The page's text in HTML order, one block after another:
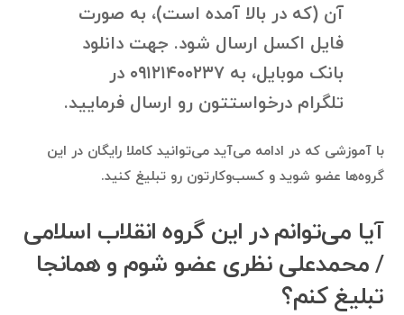
آن (که در بالا آمده است)، به صورت
فایل اکسل ارسال شود. جهت دانلود
بانک موبایل، به ۰۹۱۲۱۴۰۰۲۳۷ در
تلگرام درخواستتون رو ارسال فرمایید.
با آموزشی که در ادامه می‌آید می‌توانید کاملا رایگان در این
گروه‌ها عضو شوید و کسب‌وکارتون رو تبلیغ کنید.
آیا می‌توانم در این گروه انقلاب اسلامی
/ محمدعلی نظری عضو شوم و همانجا
تبلیغ کنم؟